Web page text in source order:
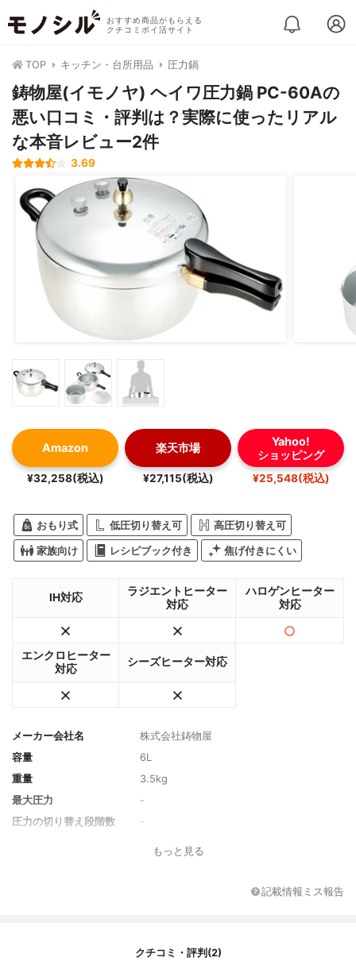
おすすめ商品がもらえる
クチコミポイ活サイト
TOP キッチン・台所用品 圧力鍋
鋳物屋(イモノヤ) ヘイワ圧力鍋 PC-60Aの
悪い口コミ・評判は？実際に使ったリアル
な本音レビュー2件
3.69
Amazon
¥32,258(税込)
楽天市場
¥27,115(税込)
Yahoo!
ショッピング
¥25,548(税込)
おもり式 低圧切り替え可 高圧切り替え可
家族向け レシピブック付き 焦げ付きにくい
IH対応
ラジエントヒーター
対応
ハロゲンヒーター
対応
エンクロヒーター
対応
シーズヒーター対応
メーカー会社名
株式会社鋳物屋
容量
6L
重量
3.5kg
最大圧力
-
圧力の切り替え段階数
内鍋、軽いおもり、重いおもり、むし板、
掃除棒、料理ブック
もっと見る
記載情報ミス報告
クチコミ・評判(2)